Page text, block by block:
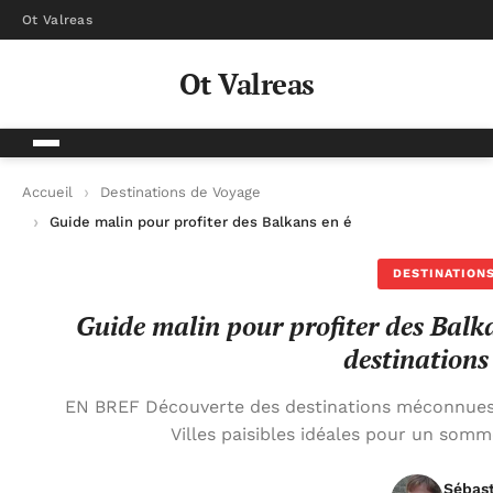
Ot Valreas
Ot Valreas
Accueil
Destinations de Voyage
Guide malin pour profiter des Balkans en été sans la foule :
Guide malin pour profiter des
destinations
EN BREF Découverte des destinations
Villes paisibles idéales pour un